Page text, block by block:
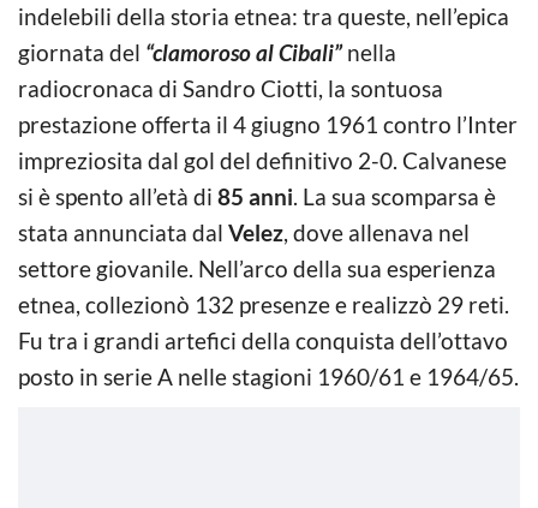
indelebili della storia etnea: tra queste, nell’epica
giornata del “clamoroso al Cibali”nella
radiocronaca di Sandro Ciotti, la sontuosa
prestazione offerta il 4 giugno 1961 contro l’Inter
impreziosita dal gol del definitivo 2-0. Calvanese
si è spento all’età di 85 anni. La sua scomparsa è
stata annunciata dal Velez, dove allenava nel
settore giovanile. Nell’arco della sua esperienza
etnea, collezionò 132 presenze e realizzò 29 reti.
Fu tra i grandi artefici della conquista dell’ottavo
posto in serie A nelle stagioni 1960/61 e 1964/65.